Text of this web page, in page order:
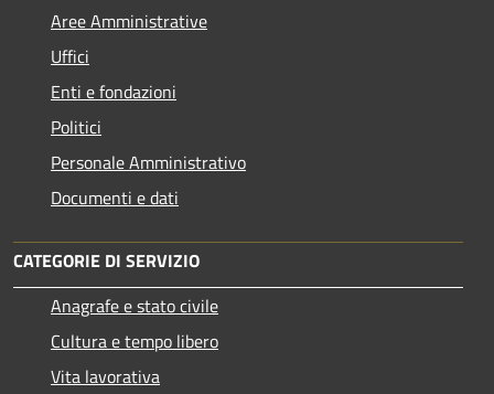
Aree Amministrative
Uffici
Enti e fondazioni
Politici
Personale Amministrativo
Documenti e dati
CATEGORIE DI SERVIZIO
Anagrafe e stato civile
Cultura e tempo libero
Vita lavorativa